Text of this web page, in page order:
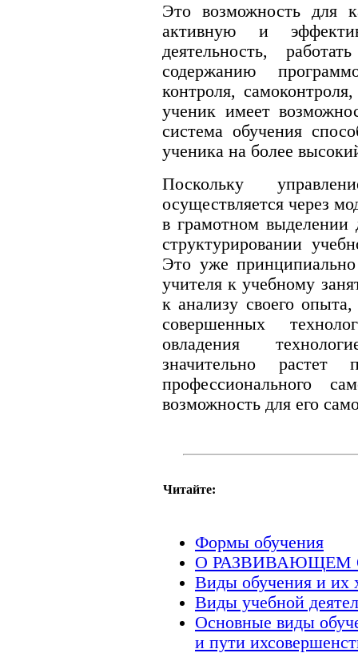
Это возможность для
активную и
деятельность,
содержанию
контроля,
ученик имеет
система обучения
ученика на более
Поскольку
осуществляется через
в грамотном выделении
структурировании
Это уже принципиально
учителя к учебному
к анализу своего
совершенных
овладения
значительно растет
профессионального
возможность для его
Читайте:
Формы обучения
О РАЗВИВАЮЩЕМ
Виды обучения и их
Виды учебной
Основные виды
и пути